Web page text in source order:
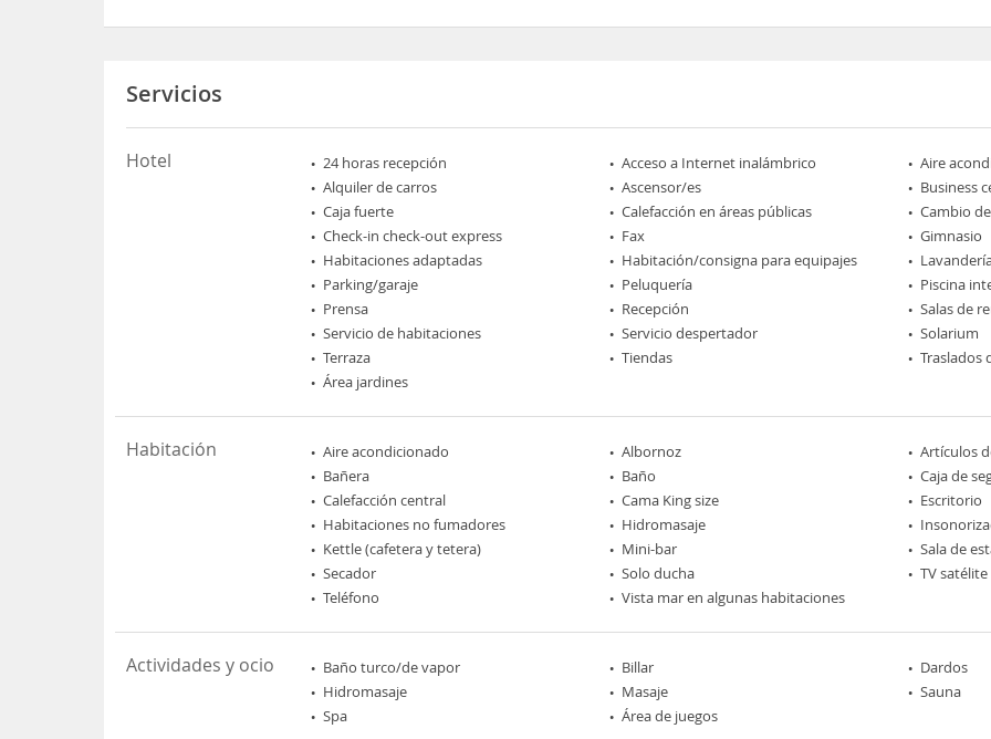
Servicios
Hotel 24 horas recepción Acceso a Internet inalámbrico
Aire
Alquiler de carros
Ascensor/es
Business
Caja fuerte
Calefacción en áreas públicas
Cambio
Check-in check-out express
Fax
Gimnasio
Habitaciones adaptadas
Habitación/consigna para equipajes
Parking/garaje
Peluquería
Piscina
Prensa
Recepción
Salas de
Servicio de habitaciones
Servicio despertador
Solarium
Terraza
Tiendas
Traslados
Área jardines
Habitación Aire acondicionado Albornoz
Artículos
Bañera
Baño
Caja de
Calefacción central
Cama King size
Escritorio
Habitaciones no fumadores
Hidromasaje
Kettle (cafetera y tetera)
Mini-bar
Sala de
Secador
Solo ducha
TV satélite
Teléfono
Vista mar en algunas habitaciones
Actividades y ocio Baño turco/de vapor Billar
Dardos
Hidromasaje
Masaje
Sauna
Spa
Área de juegos